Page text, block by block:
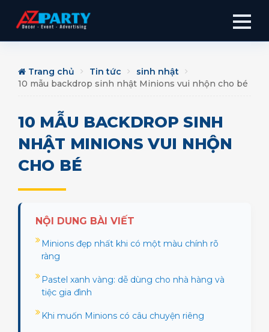
Trang chủ Tin tức
sinh nhật
10 mẫu backdrop sinh nhật Minions vui nhộn cho bé
10 MẪU BACKDROP SINH
NHẬT MINIONS VUI NHỘN
CHO BÉ
NỘI DUNG BÀI VIẾT
Minions đẹp nhất khi có một màu chính rõ
ràng
Pastel xanh vàng: dễ dùng cho nhà hàng và
tiệc gia đình
Khi muốn Minions có câu chuyện riêng